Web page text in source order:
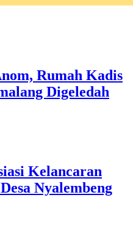
Rumah Kadis
Digeledah
Kelancaran
Nyalembeng